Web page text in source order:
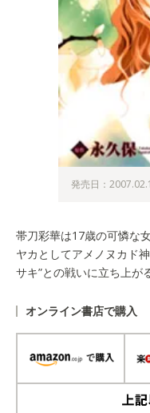
発売日：
帯刀彩華は17歳の可憐な
ヤカとしてアメノヌカド
サキ”との戦いに立ち上が
オンライン書店で購入